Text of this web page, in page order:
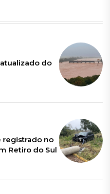
do
registrado no
Retiro do Sul